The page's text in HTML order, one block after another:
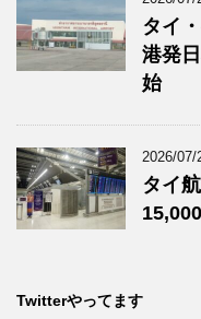
タイ
港発
始
2026/07/
タイ
Twitterやってます